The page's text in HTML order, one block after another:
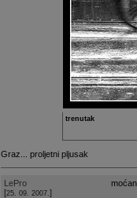
trenutak
Graz... proljetni pljusak
LePro
[25. 09. 2007. ]